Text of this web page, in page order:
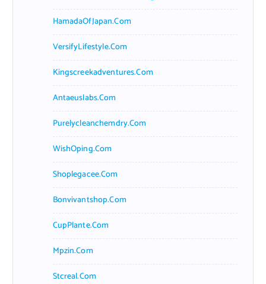
HamadaOfJapan.com
VersifyLifestyle.com
Kingscreekadventures.com
Antaeuslabs.com
Purelycleanchemdry.com
WishOping.com
Shoplegacee.com
Bonvivantshop.com
CupPlante.com
Mpzin.com
Stcreal.com